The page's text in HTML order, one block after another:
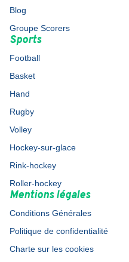
Blog
Groupe Scorers
Sports
Football
Basket
Hand
Rugby
Volley
Hockey-sur-glace
Rink-hockey
Roller-hockey
Mentions légales
Conditions Générales
Politique de confidentialité
Charte sur les cookies